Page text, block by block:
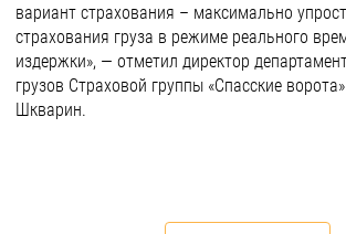
вариант страхования – максимально
страхования груза в режиме реального
издержки», — отметил директор
грузов Страховой группы «Спасские
Шкварин.